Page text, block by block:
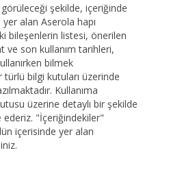
şekilde, içeriğinde
alan Aserola hapı
bileşenlerin listesi, önerilen
ve son kullanım tarihleri,
bilmek
bilgi kutuları üzerinde
Kullanıma
üzerine detaylı bir şekilde
"İçeriğindekiler"
içerisinde yer alan